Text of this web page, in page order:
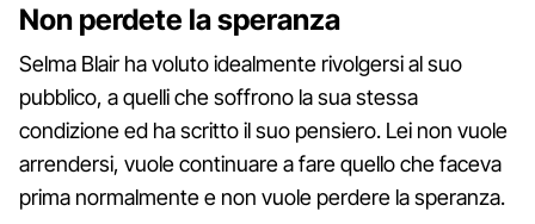
Non perdete la speranza
Selma Blair ha voluto idealmente rivolgersi al suo
pubblico, a quelli che soffrono la sua stessa
condizione ed ha scritto il suo pensiero. Lei non vuole
arrendersi, vuole continuare a fare quello che faceva
prima normalmente e non vuole perdere la speranza.